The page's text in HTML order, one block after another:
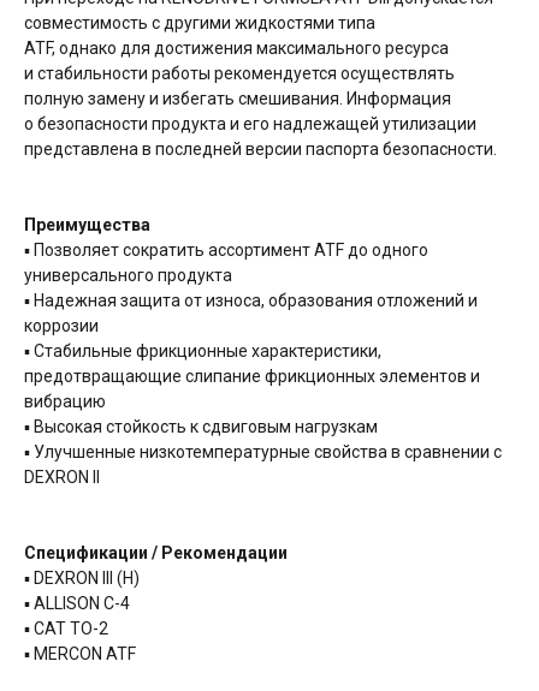
совместимость с другими жидкостями типа
ATF, однако для достижения максимального ресурса
и стабильности работы рекомендуется осуществлять
полную замену и избегать смешивания. Информация
о безопасности продукта и его надлежащей утилизации
представлена в последней версии паспорта безопасности.
Преимущества
▪ Позволяет сократить ассортимент ATF до одного
универсального продукта
▪ Надежная защита от износа, образования отложений и
коррозии
▪ Стабильные фрикционные характеристики,
предотвращающие слипание фрикционных элементов и
вибрацию
▪ Высокая стойкость к сдвиговым нагрузкам
▪ Улучшенные низкотемпературные свойства в сравнении с
DEXRON II
Спецификации / Рекомендации
▪ DEXRON III (H)
▪ ALLISON C-4
▪ CAT TO-2
▪ MERCON ATF